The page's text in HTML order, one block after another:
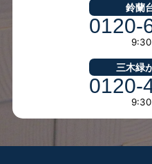
鈴蘭
0120-
三木緑
0120-